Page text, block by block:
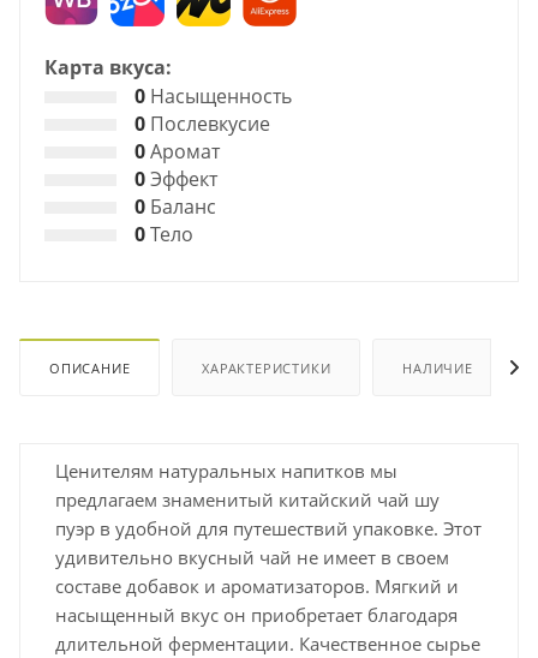
Карта вкуса:
0 Насыщенность
0 Послевкусие
0Аромат
0Эффект
0 Баланс
0Тело
ОПИСАНИЕ ХАРАКТЕРИСТИКИ НАЛИЧИЕ
Ценителям натуральных напитков мы
предлагаем знаменитый китайский чай шу
пуэр в удобной для путешествий упаковке. Этот
удивительно вкусный чай не имеет в своем
составе добавок и ароматизаторов. Мягкий и
насыщенный вкус он приобретает благодаря
длительной ферментации. Качественное сырье